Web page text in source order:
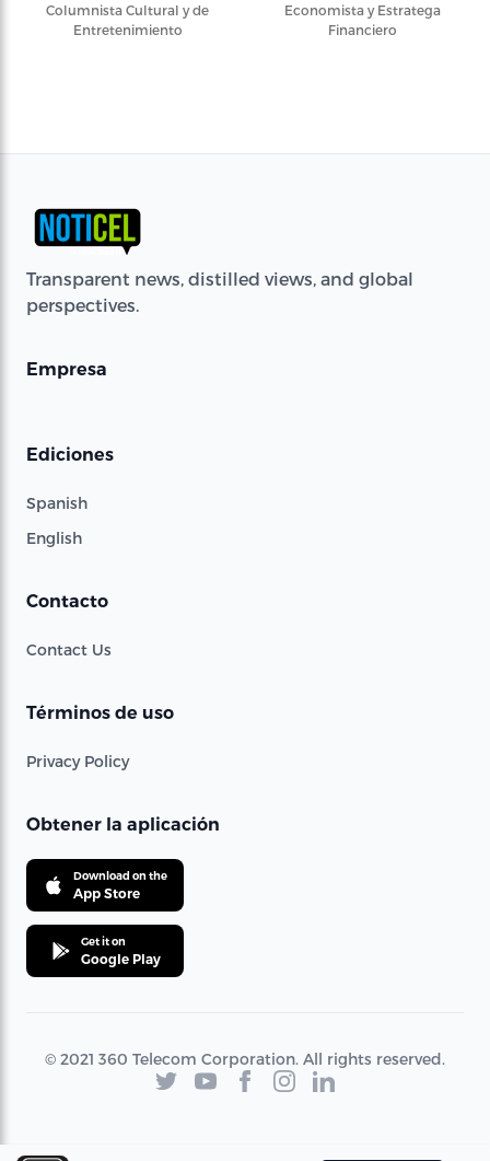
Columnista Cultural y de
Entretenimiento
Economista y Estratega
Financiero
Transparent news, distilled views, and global
perspectives.
Empresa
Ediciones
Spanish
English
Contacto
Contact Us
Términos de uso
Privacy Policy
Obtener la aplicación
Download on the
App Store
Get it on
Google Play
© 2021 360 Telecom Corporation. All rights reserved.